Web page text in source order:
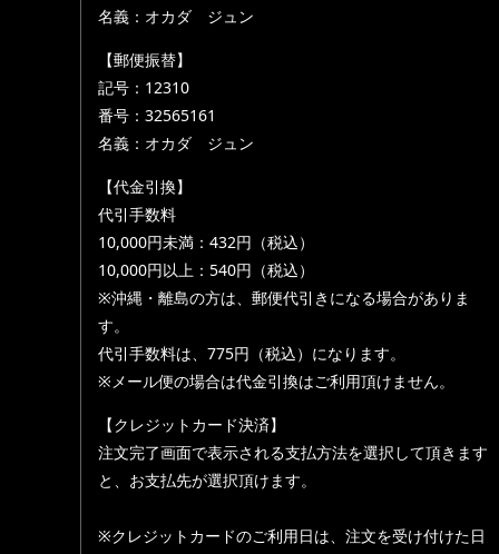
名義：オカダ ジュン
【郵便振替】
記号：12310
番号：32565161
名義：オカダ ジュン
【代金引換】
代引手数料
10,000円未満：432円（税込）
10,000円以上：540円（税込）
※沖縄・離島の方は、郵便代引きになる場合がありま
す。
代引手数料は、775円（税込）になります。
※メール便の場合は代金引換はご利用頂けません。
【クレジットカード決済】
注文完了画面で表示される支払方法を選択して頂きます
と、お支払先が選択頂けます。
※クレジットカードのご利用日は、注文を受け付けた日